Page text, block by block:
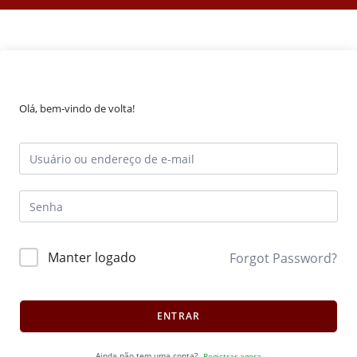
Olá, bem-vindo de volta!
Manter logado Forgot Password?
ENTRAR